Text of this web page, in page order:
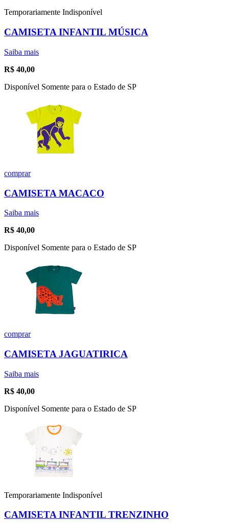
Temporariamente Indisponível
CAMISETA INFANTIL MÚSICA
Saiba mais
R$ 40,00
Disponível Somente para o Estado de SP
comprar
CAMISETA MACACO
Saiba mais
R$ 40,00
Disponível Somente para o Estado de SP
comprar
CAMISETA JAGUATIRICA
Saiba mais
R$ 40,00
Disponível Somente para o Estado de SP
Temporariamente Indisponível
CAMISETA INFANTIL TRENZINHO